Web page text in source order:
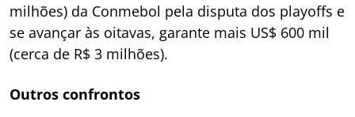
milhões) da Conmebol pela disputa dos playoffs e
se avançar às oitavas, garante mais US$ 600 mil
(cerca de R$ 3 milhões).
Outros confrontos